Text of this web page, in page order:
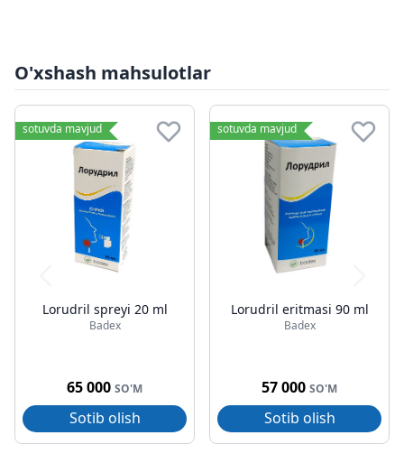
O'xshash mahsulotlar
sotuvda mavjud
Lorudril spreyi 20 ml
Badex
65 000 SO'M
Sotib olish
sotuvda mavjud
Lorudril eritmasi 90 ml
Badex
57 000 SO'M
Sotib olish